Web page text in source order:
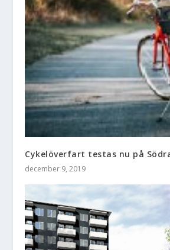
Cykelöverfart testas nu på
december 9, 2019